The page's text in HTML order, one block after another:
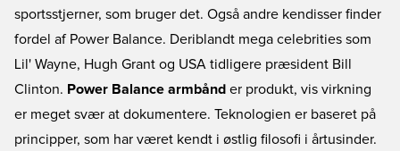
sportsstjerner, som bruger det. Også andre kendisser finder
fordel af Power Balance. Deriblandt mega celebrities som
Lil' Wayne, Hugh Grant og USA tidligere præsident Bill
Clinton. Power Balance armbånd er produkt, vis virkning
er meget svær at dokumentere. Teknologien er baseret på
principper, som har været kendt i østlig filosofi i årtusinder.